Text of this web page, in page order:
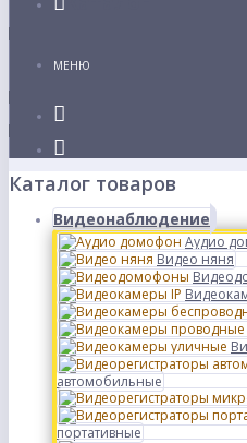
МЕНЮ
Каталог товаров
Видеонаблюдение
Аудио
Видео няня
автомобильные
портативные